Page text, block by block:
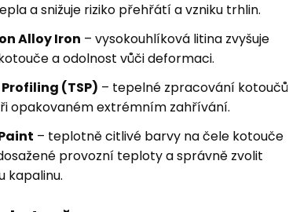
a snižuje riziko přehřátí a vzniku trhlin.
Alloy Iron – vysokouhlíková litina zvyšuje
a odolnost vůči deformaci.
(TSP) – tepelné zpracování kotoučů
opakovaném extrémním zahřívání.
– teplotně citlivé barvy na čele kotouče
provozní teploty a správně zvolit
kapalinu.